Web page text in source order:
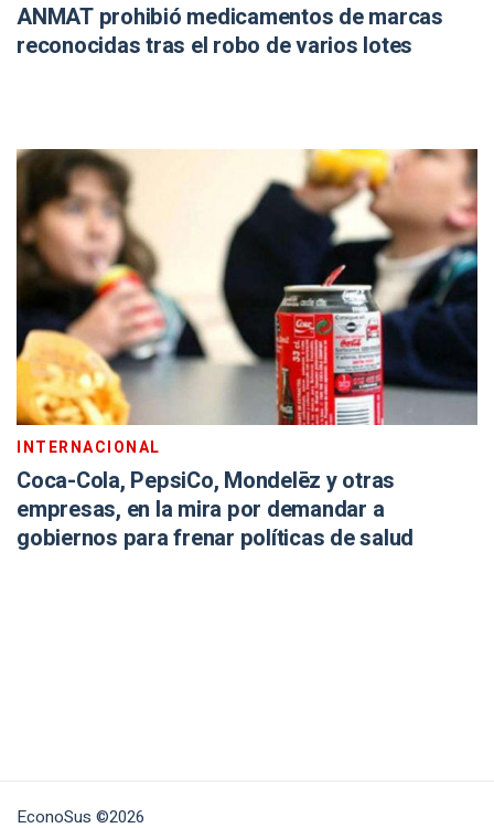
ANMAT prohibió medicamentos de marcas
reconocidas tras el robo de varios lotes
INTERNACIONAL
Coca-Cola, PepsiCo, Mondelēz y otras
empresas, en la mira por demandar a
gobiernos para frenar políticas de salud
EconoSus ©2026